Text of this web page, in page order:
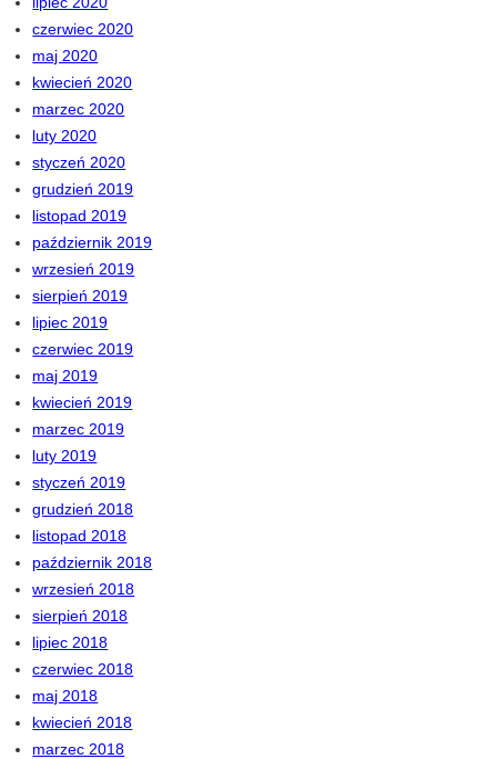
czerwiec 2020
maj 2020
kwiecień 2020
marzec 2020
luty 2020
styczeń 2020
grudzień 2019
listopad 2019
październik 2019
wrzesień 2019
sierpień 2019
lipiec 2019
czerwiec 2019
maj 2019
kwiecień 2019
marzec 2019
luty 2019
styczeń 2019
grudzień 2018
listopad 2018
październik 2018
wrzesień 2018
sierpień 2018
lipiec 2018
czerwiec 2018
maj 2018
kwiecień 2018
marzec 2018